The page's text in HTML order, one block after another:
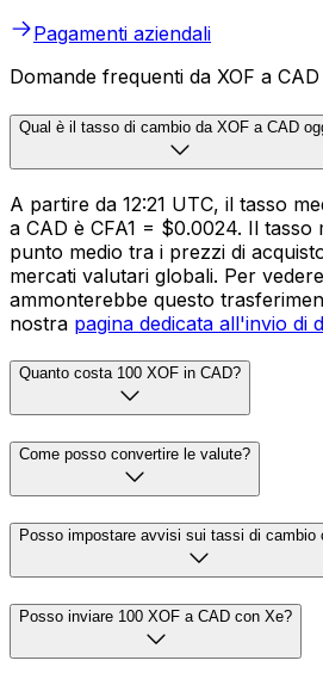
Pagamenti aziendali
Domande frequenti da XOF a CAD
Qual è il tasso di cambio da XOF a CAD
A partire da 12:21 UTC, il tasso
a CAD è CFA1 = $0.0024. Il tasso
punto medio tra i prezzi di
mercati valutari globali. Per
ammonterebbe questo
nostra pagina dedicata all'invio di
Quanto costa 100 XOF in CAD?
Come posso convertire le valute?
Posso impostare avvisi sui tassi di cambio
Posso inviare 100 XOF a CAD con Xe?